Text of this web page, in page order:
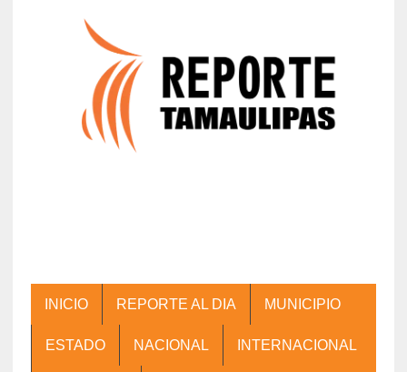
INICIO REPORTE AL DIA MUNICIPIO
ESTADO NACIONAL INTERNACIONAL